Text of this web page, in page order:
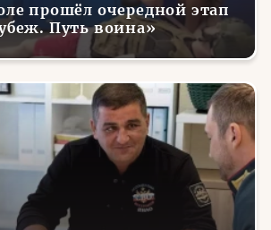
прошёл очередной этап
Путь воина»